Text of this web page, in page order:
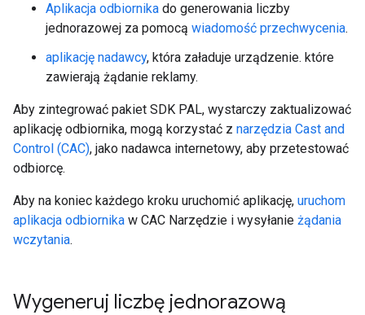
Aplikacja odbiornika do generowania liczby
jednorazowej za pomocą wiadomość przechwycenia.
aplikację nadawcy, która załaduje urządzenie. które
zawierają żądanie reklamy.
Aby zintegrować pakiet SDK PAL, wystarczy zaktualizować
aplikację odbiornika, mogą korzystać z narzędzia Cast and
Control (CAC), jako nadawca internetowy, aby przetestować
odbiorcę.
Aby na koniec każdego kroku uruchomić aplikację, uruchom
aplikacja odbiornika w CAC Narzędzie i wysyłanie żądania
wczytania.
Wygeneruj liczbę jednorazową